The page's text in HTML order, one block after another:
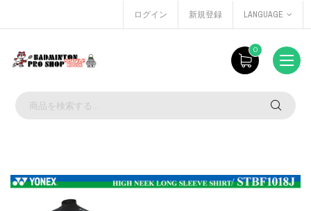
ログイン 新規登録 LANGUAGE
0